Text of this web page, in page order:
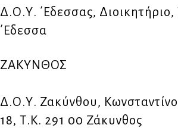
Δ.Ο.Υ. ΄Εδεσσας,
΄Εδεσσα
ΖΑΚΥΝΘΟΣ
Δ.Ο.Υ. Ζακύνθου,
18, Τ.Κ. 291 00 Ζάκυνθος